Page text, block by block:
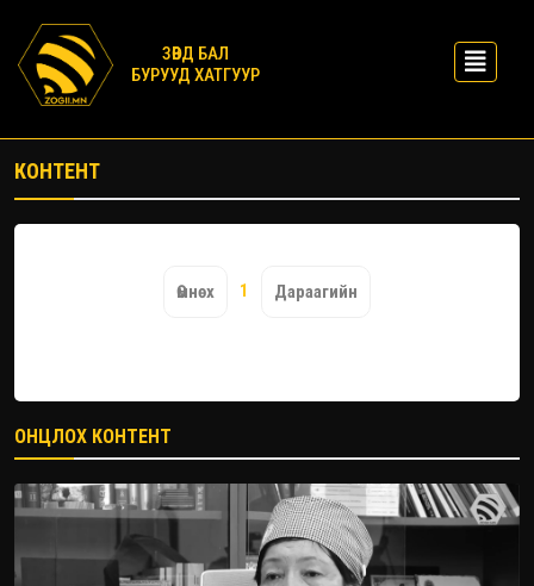
ЗӨВД БАЛ
БУРУУД ХАТГУУР
КОНТЕНТ
Өмнөх 1 Дараагийн
ОНЦЛОХ КОНТЕНТ